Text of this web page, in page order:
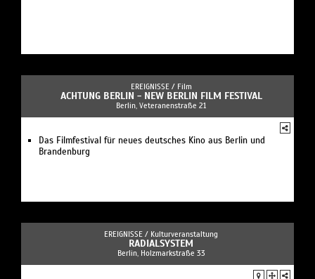
EREIGNISSE / Film
ACHTUNG BERLIN - NEW BERLIN FILM FESTIVAL
Berlin, Veteranenstraße 21
Das Filmfestival für neues deutsches Kino aus Berlin und
Brandenburg
EREIGNISSE / Kulturveranstaltung
RADIALSYSTEM
Berlin, Holzmarkstraße 33